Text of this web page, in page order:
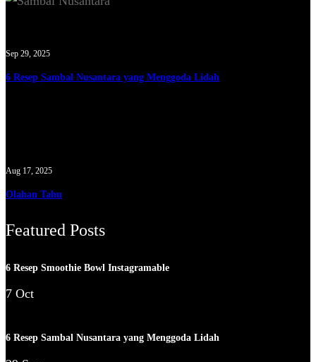
Sep 29, 2025
6 Resep Sambal Nusantara yang Menggoda Lidah
Aug 17, 2025
Olahan Tahu
Featured Posts
6 Resep Smoothie Bowl Instagramable
7 Oct
6 Resep Sambal Nusantara yang Menggoda Lidah